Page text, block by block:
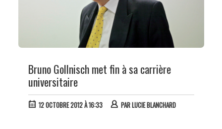
Bruno Gollnisch met fin à sa carrière
universitaire
12 OCTOBRE 2012 À 16:33 PARLUCIE BLANCHARD